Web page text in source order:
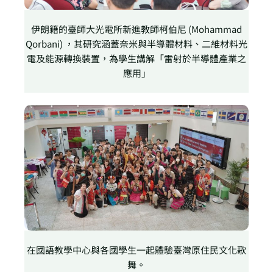
伊朗籍的臺師大光電所新進教師柯伯尼 (Mohammad
Qorbani) ，其研究涵蓋奈米與半導體材料、二維材料光
電及能源轉換裝置，為學生講解「雷射於半導體產業之
應用」
在國語教學中心與各國學生一起體驗臺灣原住民文化歌
舞。